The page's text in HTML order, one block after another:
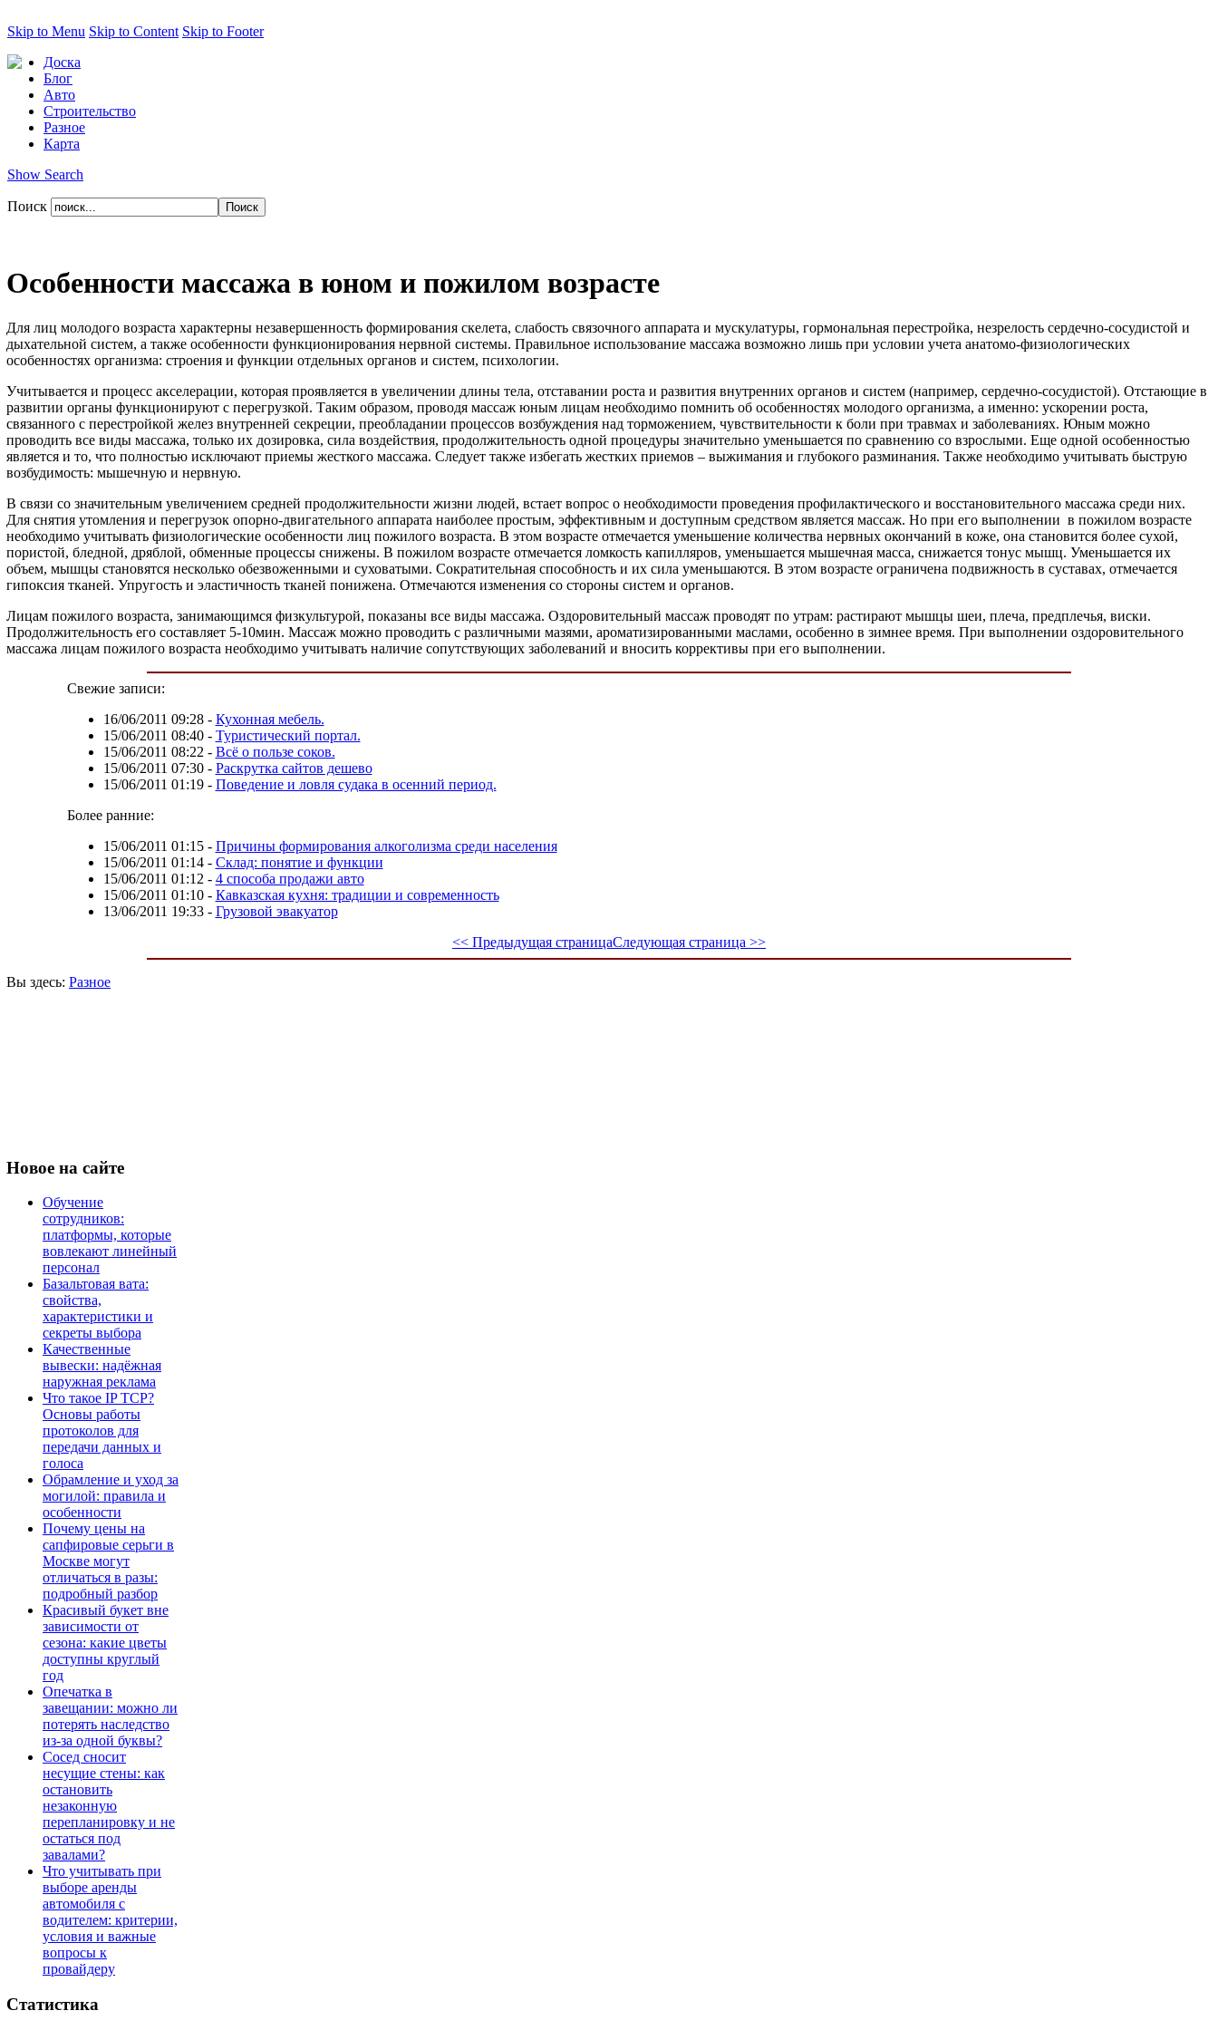
Skip to Menu Skip to Content Skip to Footer
Доска
Блог
Авто
Строительство
Разное
Карта
Show Search
Поиск
Особенности массажа в юном и пожилом возрасте
Для лиц молодого возраста характерны незавершенность формирования скелета, слабость связочного аппарата и мускулатуры, гормональная перестройка, незрелость сердечно-сосудистой и
дыхательной систем, а также особенности функционирования нервной системы. Правильное использование массажа возможно лишь при условии учета анатомо-физиологических
особенностях организма: строения и функции отдельных органов и систем, психологии.
Учитывается и процесс акселерации, которая проявляется в увеличении длины тела, отставании роста и развития внутренних органов и систем (например, сердечно-сосудистой). Отстающие в
развитии органы функционируют с перегрузкой. Таким образом, проводя массаж юным лицам необходимо помнить об особенностях молодого организма, а именно: ускорении роста,
связанного с перестройкой желез внутренней секреции, преобладании процессов возбуждения над торможением, чувствительности к боли при травмах и заболеваниях. Юным можно
проводить все виды массажа, только их дозировка, сила воздействия, продолжительность одной процедуры значительно уменьшается по сравнению со взрослыми. Еще одной особенностью
является и то, что полностью исключают приемы жесткого массажа. Следует также избегать жестких приемов – выжимания и глубокого разминания. Также необходимо учитывать быструю
возбудимость: мышечную и нервную.
В связи со значительным увеличением средней продолжительности жизни людей, встает вопрос о необходимости проведения профилактического и восстановительного массажа среди них.
Для снятия утомления и перегрузок опорно-двигательного аппарата наиболее простым, эффективным и доступным средством является массаж. Но при его выполнении в пожилом возрасте
необходимо учитывать физиологические особенности лиц пожилого возраста. В этом возрасте отмечается уменьшение количества нервных окончаний в коже, она становится более сухой,
пористой, бледной, дряблой, обменные процессы снижены. В пожилом возрасте отмечается ломкость капилляров, уменьшается мышечная масса, снижается тонус мышц. Уменьшается их
объем, мышцы становятся несколько обезвоженными и суховатыми. Сократительная способность и их сила уменьшаются. В этом возрасте ограничена подвижность в суставах, отмечается
гипоксия тканей. Упругость и эластичность тканей понижена. Отмечаются изменения со стороны систем и органов.
Лицам пожилого возраста, занимающимся физкультурой, показаны все виды массажа. Оздоровительный массаж проводят по утрам: растирают мышцы шеи, плеча, предплечья, виски.
Продолжительность его составляет 5-10мин. Массаж можно проводить с различными мазями, ароматизированными маслами, особенно в зимнее время. При выполнении оздоровительного
массажа лицам пожилого возраста необходимо учитывать наличие сопутствующих заболеваний и вносить коррективы при его выполнении.
Свежие записи:
16/06/2011 09:28- Кухонная мебель.
15/06/2011 08:40- Туристический портал.
15/06/2011 08:22 - Всё о пользе соков.
15/06/2011 07:30- Раскрутка сайтов дешево
15/06/2011 01:19- Поведение и ловля судака в осенний период.
Более ранние:
15/06/2011 01:15- Причины формирования алкоголизма среди населения
15/06/2011 01:14- Склад: понятие и функции
15/06/2011 01:12 - 4 способа продажи авто
15/06/2011 01:10- Кавказская кухня: традиции и современность
13/06/2011 19:33- Грузовой эвакуатор
<< Предыдущая страницаСледующая страница >>
Вы здесь: Разное
Новое на сайте
Обучение
сотрудников:
платформы, которые
вовлекают линейный
персонал
Базальтовая вата:
свойства,
характеристики и
секреты выбора
Качественные
вывески: надёжная
наружная реклама
Что такое IP TCP?
Основы работы
протоколов для
передачи данных и
голоса
Обрамление и уход за
могилой: правила и
особенности
Почему цены на
сапфировые серьги в
Москве могут
отличаться в разы:
подробный разбор
Красивый букет вне
зависимости от
сезона: какие цветы
доступны круглый
год
Опечатка в
завещании: можно ли
потерять наследство
из-за одной буквы?
Сосед сносит
несущие стены: как
остановить
незаконную
перепланировку и не
остаться под
завалами?
Что учитывать при
выборе аренды
автомобиля с
водителем: критерии,
условия и важные
вопросы к
провайдеру
Статистика